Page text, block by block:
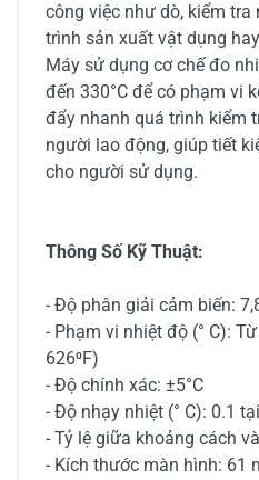
công việc như dò, kiểm
trình sản xuất vật dụng
Máy sử dụng cơ chế đo
đến 330°C để có phạm vi
đẩy nhanh quá trình kiểm
người lao động, giúp tiết
cho người sử dụng.
Thông Số Kỹ Thuật:
- Độ phân giải cảm biến:
- Phạm vi nhiệt độ (° C):
626⁰F)
- Độ chính xác: ±5°C
- Độ nhạy nhiệt (° C): 0.1
- Tỷ lệ giữa khoảng cách
- Kích thước màn hình: 61